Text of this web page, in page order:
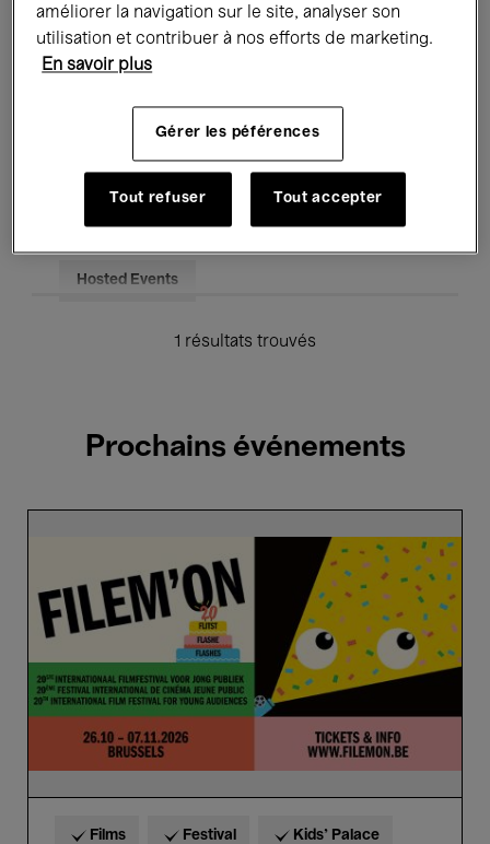
Musique classique Global Music
Pour tous Kids’ Palace
Enseignement Visites guidées
Hosted Events
1 résultats trouvés
Prochains événements
Films Festival Kids’ Palace
améliorer la navigation sur le site, analyser son
utilisation et contribuer à nos efforts de marketing.
En savoir plus
Gérer les péférences
Tout refuser Tout accepter